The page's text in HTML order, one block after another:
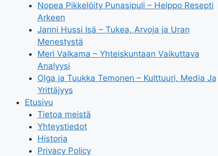
Nopea Pikkelöity Punasipuli – Helppo Resepti
Arkeen
Janni Hussi Isä – Tukea, Arvoja ja Uran
Menestystä
Meri Valkama – Yhteiskuntaan Vaikuttava
Analyysi
Olga ja Tuukka Temonen – Kulttuuri, Media Ja
Yrittäjyys
Etusivu
Tietoa meistä
Yhteystiedot
Historia
Privacy Policy